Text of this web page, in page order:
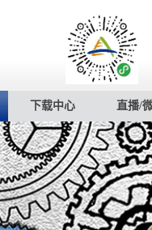
下载中心 直播/